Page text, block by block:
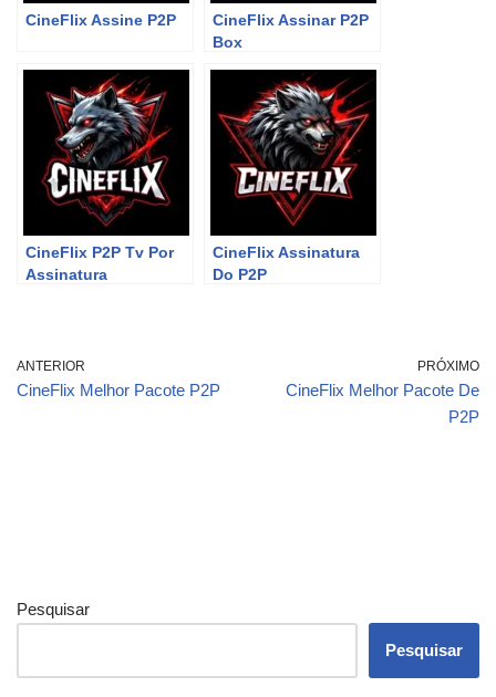
CineFlix Assine P2P
CineFlix Assinar P2P
Box
CineFlix P2P Tv Por
Assinatura
CineFlix Assinatura
Do P2P
ANTERIOR
CineFlix Melhor Pacote P2P
PRÓXIMO
CineFlix Melhor Pacote De
P2P
Pesquisar
Pesquisar